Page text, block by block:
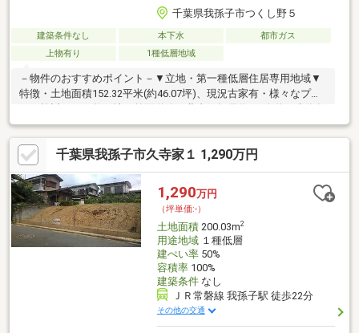
千葉県我孫子市つくし野５
建築条件なし 本下水
都市ガス
上物有り
1種低層地域
－物件のおすすめポイント－▼立地・第一種低層住居専用地域▼
特徴・土地面積152.32平米(約46.07坪)、現況古家有・様々なプラ
件付宅地販売ではありません▼周辺環境・我孫子市立根戸小学校
徒歩3分(約240m)・ベルクフォルテ我孫子店 徒歩10分(約800m)・
つくし野7号公園 徒歩1分(約30m)※小学校・中学校の距離は通学路
を利用した距離と異なる場合有※つくし野西地区地区計画有■ ご希
望の住まい探しをお手伝いします ━━━━━・・・物件の詳細・
ご相談はお気軽にお問い合わせください。
千葉県我孫子市久寺家１ 1,290万円
1,290万円
（坪単価:-）
土地面積200.03m2
用途地域１種低層
建ぺい率50%
容積率100%
建築条件なし
ＪＲ常磐線 我孫子駅 徒歩22分
その他の交通